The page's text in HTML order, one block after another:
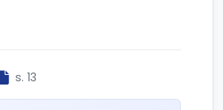
s. 13